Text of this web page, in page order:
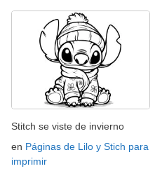
Stitch se viste de invierno
en Páginas de Lilo y Stich para
imprimir